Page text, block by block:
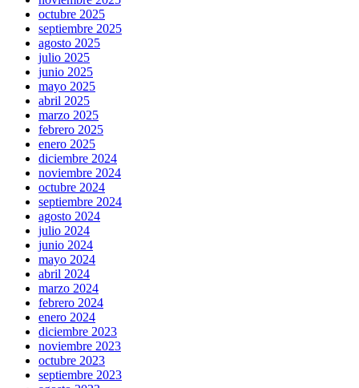
octubre 2025
septiembre 2025
agosto 2025
julio 2025
junio 2025
mayo 2025
abril 2025
marzo 2025
febrero 2025
enero 2025
diciembre 2024
noviembre 2024
octubre 2024
septiembre 2024
agosto 2024
julio 2024
junio 2024
mayo 2024
abril 2024
marzo 2024
febrero 2024
enero 2024
diciembre 2023
noviembre 2023
octubre 2023
septiembre 2023